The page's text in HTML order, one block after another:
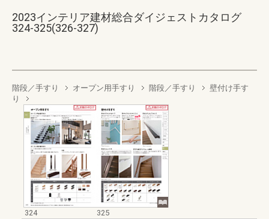
2023インテリア建材総合ダイジェストカタログ
324-325(326-327)
階段／手すり オープン用手すり 階段／手すり
壁付け手す
り
324
325